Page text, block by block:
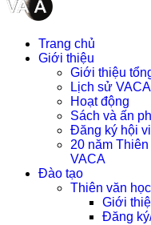
Trang chủ
Giới thiệu
Giới thiệu
Lịch sử VACA
Hoạt động
Sách và ấn
Đăng ký hội
20 năm
VACA
Đào tạo
Thiên văn
Giới
Đăng